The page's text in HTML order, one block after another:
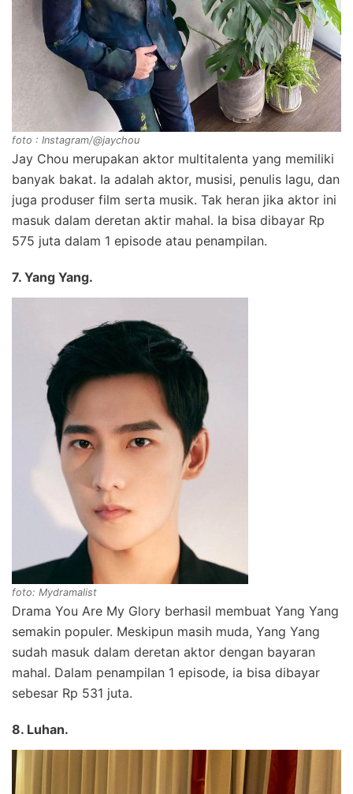
foto : Instagram/@jaychou
Jay Chou merupakan aktor multitalenta yang memiliki
banyak bakat. Ia adalah aktor, musisi, penulis lagu, dan
juga produser film serta musik. Tak heran jika aktor ini
masuk dalam deretan aktir mahal. Ia bisa dibayar Rp
575 juta dalam 1 episode atau penampilan.
7. Yang Yang.
foto: Mydramalist
Drama You Are My Glory berhasil membuat Yang Yang
semakin populer. Meskipun masih muda, Yang Yang
sudah masuk dalam deretan aktor dengan bayaran
mahal. Dalam penampilan 1 episode, ia bisa dibayar
sebesar Rp 531 juta.
8. Luhan.